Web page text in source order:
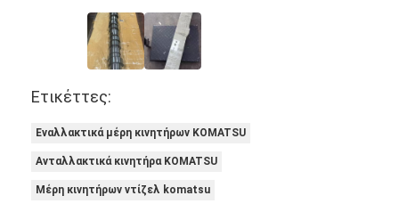
Ετικέττες:
Εναλλακτικά μέρη κινητήρων KOMATSU
Ανταλλακτικά κινητήρα KOMATSU
Μέρη κινητήρων ντίζελ komatsu